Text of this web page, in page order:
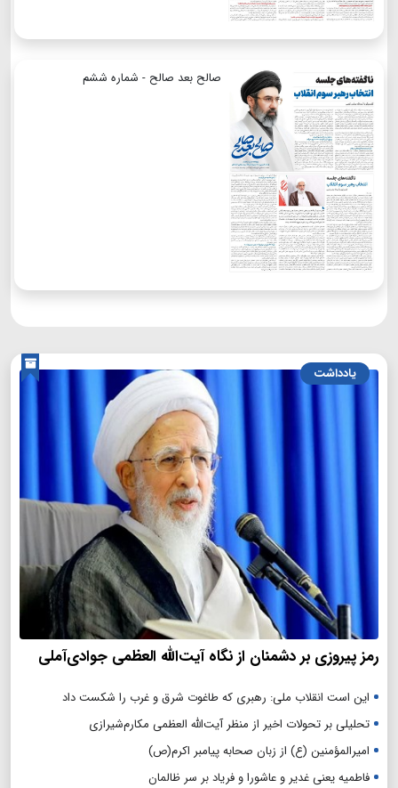
صالح بعد صالح - شماره ششم
یادداشت
رمز پیروزی بر دشمنان از نگاه آیت‌الله العظمی جوادی‌آملی
این است انقلاب ملی: رهبری که طاغوت شرق و غرب را شکست داد
تحلیلی بر تحولات اخیر از منظر آیت‌الله العظمی مکارم‌شیرازی
امیرالمؤمنین (ع) از زبان صحابه پیامبر اکرم(ص)
فاطمیه یعنی غدیر و عاشورا و فریاد بر سر ظالمان